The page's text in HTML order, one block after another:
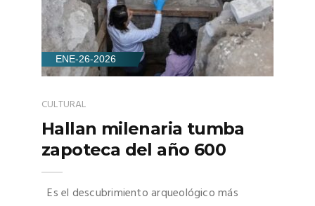
ENE-26-2026
CULTURAL
Hallan milenaria tumba
zapoteca del año 600
Es el descubrimiento arqueológico más